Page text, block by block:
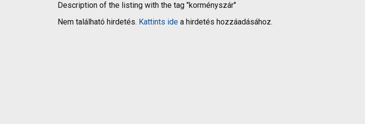
Description of the listing with the tag "korményszár"
Nem található hirdetés. Kattints ide a hirdetés hozzáadásához.